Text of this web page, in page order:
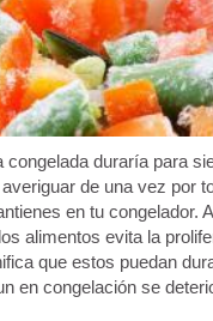
congelada duraría para
de una vez por
en tu congelador.
alimentos evita la
que estos puedan
en congelación se